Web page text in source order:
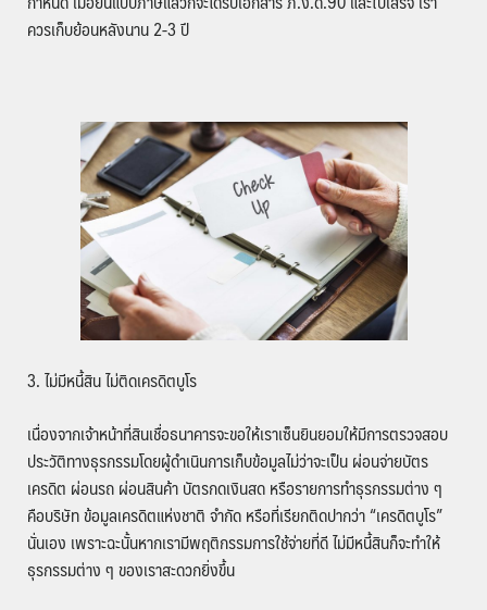
ควรเก็บย้อนหลังนาน 2-3 ปี
3. ไม่มีหนี้สิน ไม่ติดเครดิตบูโร
เนื่องจากเจ้าหน้าที่สินเชื่อธนาคารจะขอให้เราเซ็นยินยอมให้มีการตรวจสอบ
ประวัติทางธุรกรรมโดยผู้ดำเนินการเก็บข้อมูลไม่ว่าจะเป็น ผ่อนจ่ายบัตร
เครดิต ผ่อนรถ ผ่อนสินค้า บัตรกดเงินสด หรือรายการทำธุรกรรมต่าง ๆ
คือบริษัท ข้อมูลเครดิตแห่งชาติ จำกัด หรือที่เรียกติดปากว่า “เครดิตบูโร”
นั่นเอง เพราะฉะนั้นหากเรามีพฤติกรรมการใช้จ่ายที่ดี ไม่มีหนี้สินก็จะทำให้
ธุรกรรมต่าง ๆ ของเราสะดวกยิ่งขึ้น